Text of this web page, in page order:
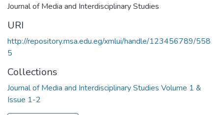
Journal of Media and Interdisciplinary Studies
URI
http://repository.msa.edu.eg/xmlui/handle/123456789/558
5
Collections
Journal of Media and Interdisciplinary Studies Volume 1 &
Issue 1-2